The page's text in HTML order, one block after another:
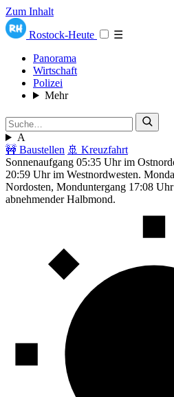
Zum Inhalt
Rostock-Heute
☰
Panorama
Wirtschaft
Polizei
Mehr
A
🚧 Baustellen 🚢 Kreuzfahrt
Sonnenaufgang 05:35 Uhr im
20:59 Uhr im Westnordwesten.
Nordosten, Monduntergang 17:08
abnehmender Halbmond.